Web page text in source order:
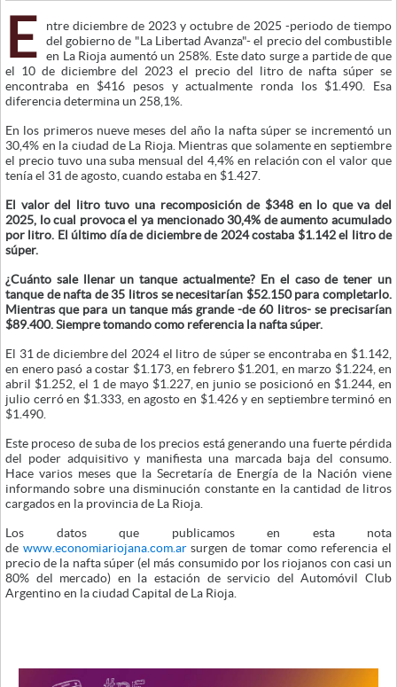
E
ntre diciembre de 2023 y octubre de 2025 -periodo de tiempo
del gobierno de "La Libertad Avanza"- el precio del combustible
en La Rioja aumentó un 258%. Este dato surge a partide de que
el 10 de diciembre del 2023 el precio del litro de nafta súper se
encontraba en $416 pesos y actualmente ronda los $1.490. Esa
diferencia determina un 258,1%.
En los primeros nueve meses del año la nafta súper se incrementó un
30,4% en la ciudad de La Rioja. Mientras que solamente en septiembre
el precio tuvo una suba mensual del 4,4% en relación con el valor que
tenía el 31 de agosto, cuando estaba en $1.427.
El valor del litro tuvo una recomposición de $348 en lo que va del
2025, lo cual provoca el ya mencionado 30,4% de aumento acumulado
por litro. El último día de diciembre de 2024 costaba $1.142 el litro de
súper.
¿Cuánto sale llenar un tanque actualmente? En el caso de tener un
tanque de nafta de 35 litros se necesitarían $52.150 para completarlo.
Mientras que para un tanque más grande -de 60 litros- se precisarían
$89.400. Siempre tomando como referencia la nafta súper.
El 31 de diciembre del 2024 el litro de súper se encontraba en $1.142,
en enero pasó a costar $1.173, en febrero $1.201, en marzo $1.224, en
abril $1.252, el 1 de mayo $1.227, en junio se posicionó en $1.244, en
julio cerró en $1.333, en agosto en $1.426 y en septiembre terminó en
$1.490.
Este proceso de suba de los precios está generando una fuerte pérdida
del poder adquisitivo y manifiesta una marcada baja del consumo.
Hace varios meses que la Secretaría de Energía de la Nación viene
informando sobre una disminución constante en la cantidad de litros
cargados en la provincia de La Rioja.
Los datos que publicamos en esta nota
de www.economiariojana.com.arsurgen de tomar como referencia el
precio de la nafta súper (el más consumido por los riojanos con casi un
80% del mercado) en la estación de servicio del Automóvil Club
Argentino en la ciudad Capital de La Rioja.